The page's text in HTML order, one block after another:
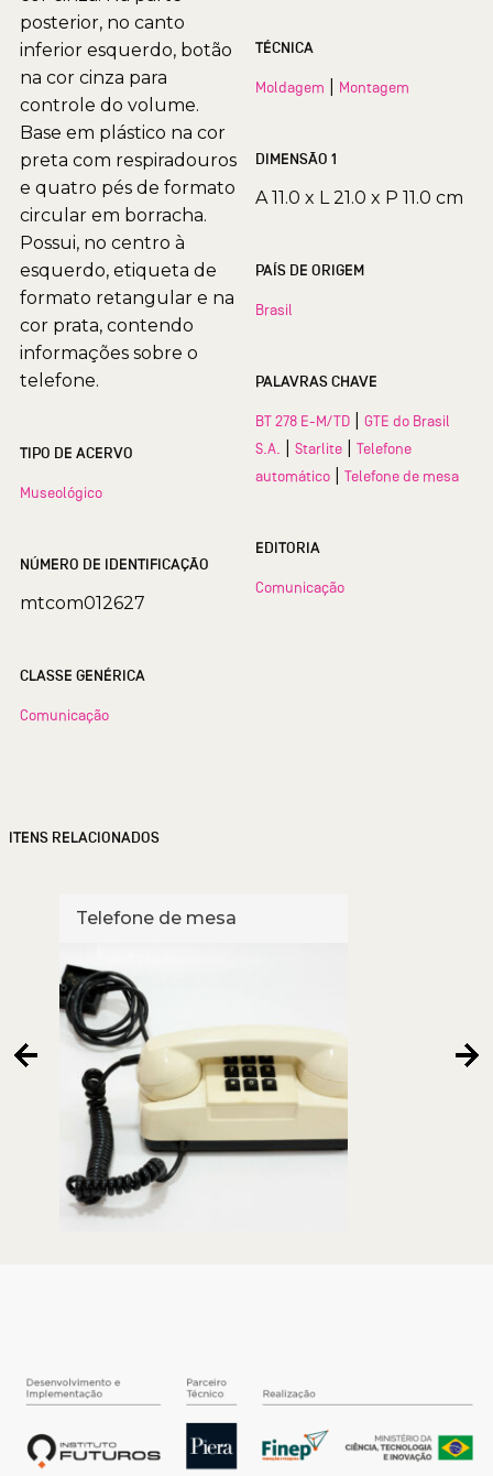
posterior, no canto
inferior esquerdo, botão
na cor cinza para
controle do volume.
Base em plástico na cor
preta com respiradouros
e quatro pés de formato
circular em borracha.
Possui, no centro à
esquerdo, etiqueta de
formato retangular e na
cor prata, contendo
informações sobre o
telefone.
TIPO DE ACERVO
Museológico
NÚMERO DE IDENTIFICAÇÃO
mtcom012627
CLASSE GENÉRICA
Comunicação
TÉCNICA
Moldagem Montagem
DIMENSÃO 1
A 11.0 x L 21.0 x P 11.0 cm
PAÍS DE ORIGEM
Brasil
PALAVRAS CHAVE
BT 278 E-M/TD
GTE do Brasil
S.A.
Starlite
Telefone
automático
Telefone de mesa
EDITORIA
Comunicação
ITENS RELACIONADOS
Telefone de mesa